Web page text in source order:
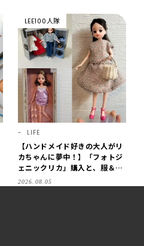
LEE100人隊
LIFE
【ハンドメイド好きの大人がリ
カちゃんに夢中！】「フォトジ
ェニックリカ」購入と、服＆ク
ローゼットの手づくり実例をご
紹介【LEE100人隊・2026】
2026.08.05